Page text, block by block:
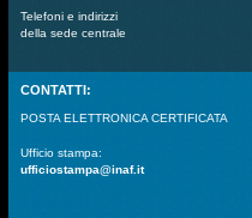
Telefoni e indirizzi
della sede centrale
CONTATTI:
POSTA ELETTRONICA CERTIFICATA
Ufficio stampa:
ufficiostampa@inaf.it